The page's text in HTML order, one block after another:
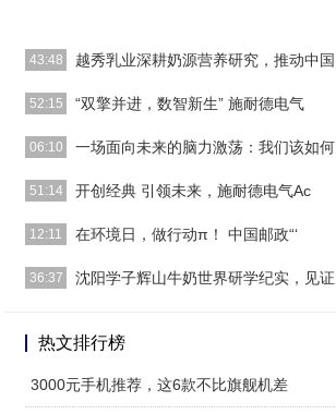
43:48 越秀乳业深耕奶源营养研究，推动中国
[详细]
52:15 “双擎并进，数智新生” 施耐德电气
[详细]
06:10 一场面向未来的脑力激荡：我们该如何
[详细]
51:14 开创经典 引领未来，施耐德电气Ac
[详细]
12:11 在环境日，做行动π！ 中国邮政“‘
[详细]
36:37 沈阳学子辉山牛奶世界研学纪实，见证
热文排行榜
3000元手机推荐，这6款不比旗舰机差